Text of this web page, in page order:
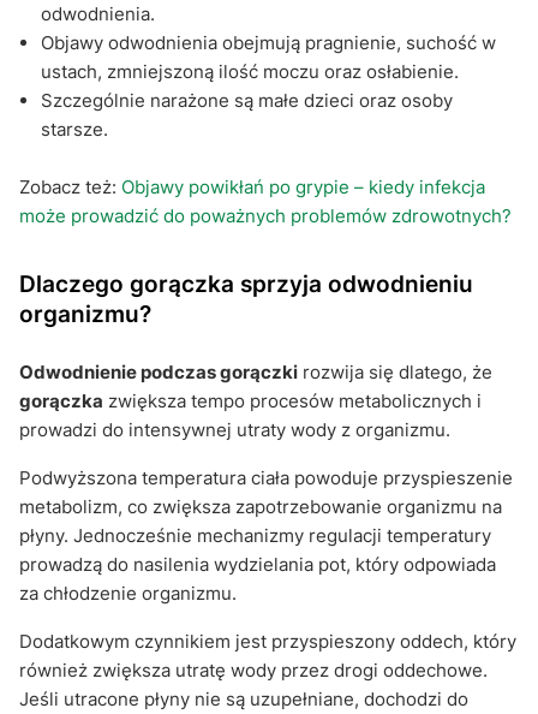
odwodnienia.
Objawy odwodnienia obejmują pragnienie, suchość w
ustach, zmniejszoną ilość moczu oraz osłabienie.
Szczególnie narażone są małe dzieci oraz osoby
starsze.
Zobacz też: Objawy powikłań po grypie – kiedy infekcja
może prowadzić do poważnych problemów zdrowotnych?
Dlaczego gorączka sprzyja odwodnieniu
organizmu?
Odwodnienie podczas gorączki rozwija się dlatego, że
gorączka zwiększa tempo procesów metabolicznych i
prowadzi do intensywnej utraty wody z organizmu.
Podwyższona temperatura ciała powoduje przyspieszenie
metabolizm, co zwiększa zapotrzebowanie organizmu na
płyny. Jednocześnie mechanizmy regulacji temperatury
prowadzą do nasilenia wydzielania pot, który odpowiada
za chłodzenie organizmu.
Dodatkowym czynnikiem jest przyspieszony oddech, który
również zwiększa utratę wody przez drogi oddechowe.
Jeśli utracone płyny nie są uzupełniane, dochodzi do